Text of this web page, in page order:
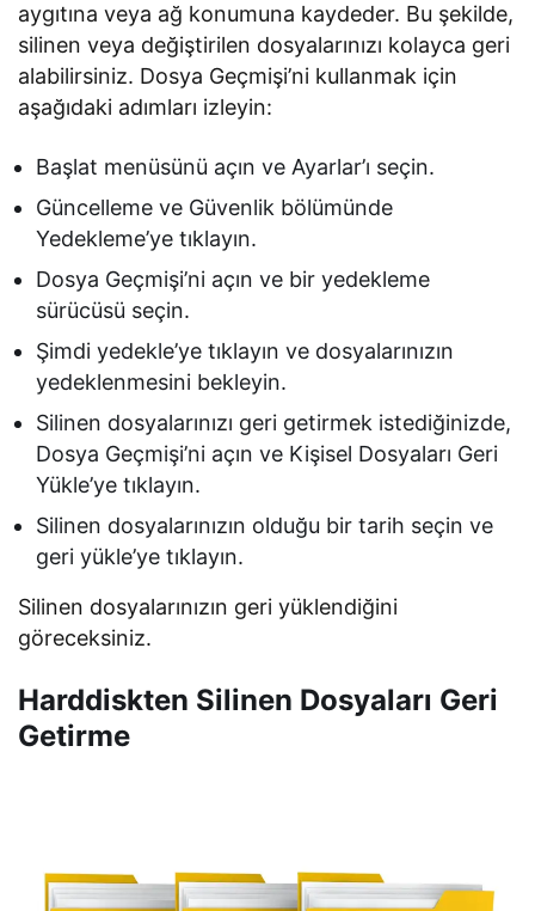
aygıtına veya ağ konumuna kaydeder. Bu şekilde,
silinen veya değiştirilen dosyalarınızı kolayca geri
alabilirsiniz. Dosya Geçmişi’ni kullanmak için
aşağıdaki adımları izleyin:
Başlat menüsünü açın ve Ayarlar’ı seçin.
Güncelleme ve Güvenlik bölümünde
Yedekleme’ye tıklayın.
Dosya Geçmişi’ni açın ve bir yedekleme
sürücüsü seçin.
Şimdi yedekle’ye tıklayın ve dosyalarınızın
yedeklenmesini bekleyin.
Silinen dosyalarınızı geri getirmek istediğinizde,
Dosya Geçmişi’ni açın ve Kişisel Dosyaları Geri
Yükle’ye tıklayın.
Silinen dosyalarınızın olduğu bir tarih seçin ve
geri yükle’ye tıklayın.
Silinen dosyalarınızın geri yüklendiğini
göreceksiniz.
Harddiskten Silinen Dosyaları Geri
Getirme